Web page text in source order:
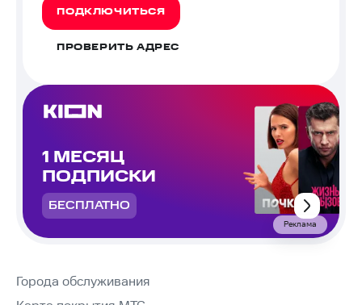
ПОДКЛЮЧИТЬСЯ
ПРОВЕРИТЬ АДРЕС
1 МЕСЯЦ
ПОДПИСКИ
БЕСПЛАТНО
Реклама
Города обслуживания